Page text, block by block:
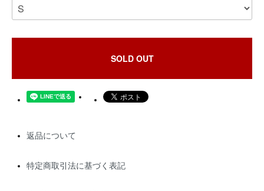
SOLD OUT
返品について
特定商取引法に基づく表記